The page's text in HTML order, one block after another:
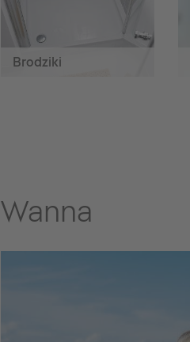
Brodziki
Wanna